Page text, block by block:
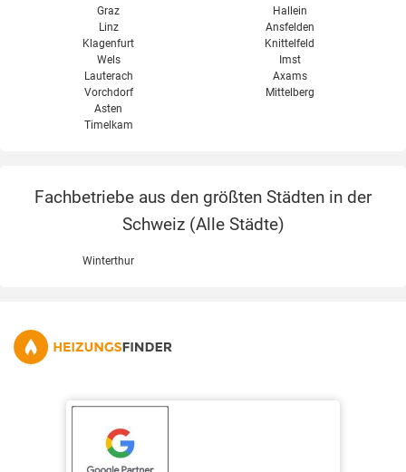
Graz
Linz
Klagenfurt
Wels
Hallein
Ansfelden
Knittelfeld
Imst
Lauterach
Vorchdorf
Asten
Timelkam
Axams
Mittelberg
Fachbetriebe aus den größten Städten in der
Schweiz (Alle Städte)
Winterthur